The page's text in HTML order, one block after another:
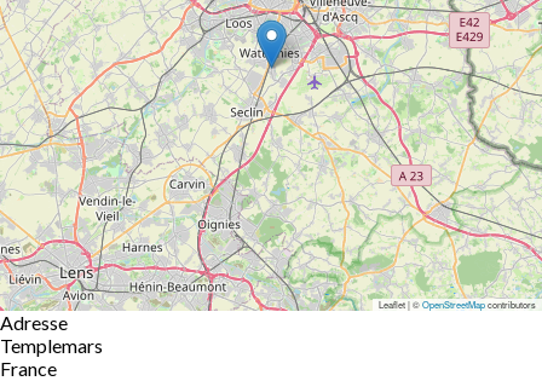
Leaflet | ©OpenStreetMapcontributors
Adresse
Templemars
France